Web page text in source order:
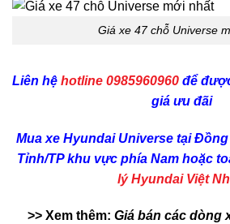
Giá xe 47 chỗ Universe
Liên hệ hotline 0985960960 để
giá ưu đãi
Mua xe Hyundai Universe tại
Tỉnh/TP khu vực phía Nam hoặc
lý Hyundai Việt
>> Xem thêm: Giá bán các dòng